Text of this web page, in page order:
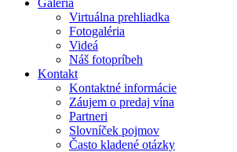
Galéria
Virtuálna prehliadka
Fotogaléria
Videá
Náš fotopríbeh
Kontakt
Kontaktné informácie
Záujem o predaj vína
Partneri
Slovníček pojmov
Často kladené otázky